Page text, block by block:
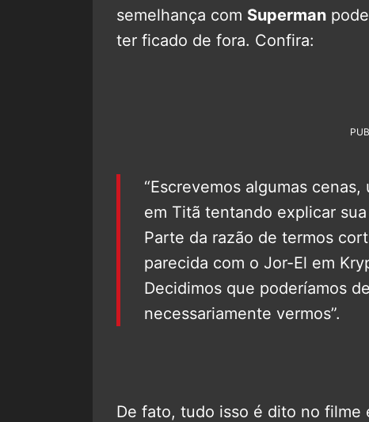
semelhança com Superman
ter ficado de fora. Confira:
“Escrevemos algumas
em Titã tentando explicar
Parte da razão de termos
parecida com o Jor-El em
Decidimos que poderíamos
necessariamente vermos”.
De fato, tudo isso é dito no filme